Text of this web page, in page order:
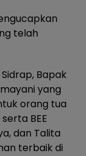
telah
Bapak
yang
orang tua
BEE
dan Talita
terbaik di